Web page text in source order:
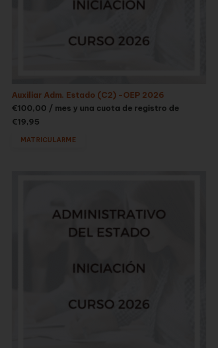
Auxiliar Adm. Estado (C2) -OEP 2026
€100,00 / mes y una cuota de registro de
€19,95
MATRICULARME